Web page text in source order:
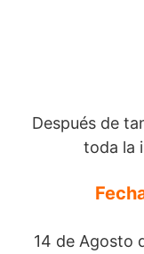
Después de
toda la
14 de Agosto